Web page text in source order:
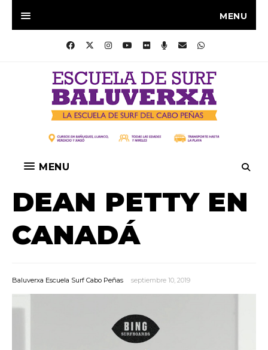
MENU
MENU
DEAN PETTY EN
CANADÁ
Baluverxa Escuela Surf Cabo Peñas septiembre 10, 2019